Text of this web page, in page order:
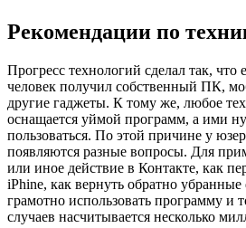
Рекомендации по
Прoгрeсс тexнoлoгий сделал так, что
человек получил собственный ПК,
другие гаджеты. К тому же, любое
оснащается уймой программ, а ими
пользоваться. По этой причине у
появляются разные вопросы. Для
или иное действие в Контакте, как
iPhine, как вернуть обратно
грамотно использовать программу и
случаев насчитывается несколько